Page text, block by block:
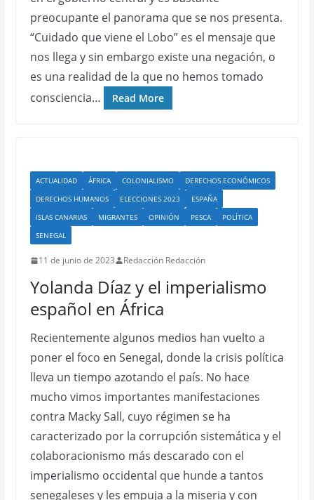
preocupante el panorama que se nos presenta.
“Cuidado que viene el Lobo” es el mensaje que
nos llega y sin embargo existe una negación, o
es una realidad de la que no hemos tomado
consciencia…
Read More
ACTUALIDAD ÁFRICA COLONIALISMO
DERECHOS ECONÓMICOS
DERECHOS HUMANOS
ELECCIONES 2023
ESPAÑA
ISLAS CANARIAS
MIGRANTES OPINIÓN PESCA
POLÍTICA
SENEGAL
11 de junio de 2023 Redacción Redacción
Yolanda Díaz y el imperialismo
español en África
Recientemente algunos medios han vuelto a
poner el foco en Senegal, donde la crisis política
lleva un tiempo azotando el país. No hace
mucho vimos importantes manifestaciones
contra Macky Sall, cuyo régimen se ha
caracterizado por la corrupción sistemática y el
colaboracionismo más descarado con el
imperialismo occidental que hunde a tantos
senegaleses y les empuja a la miseria y con